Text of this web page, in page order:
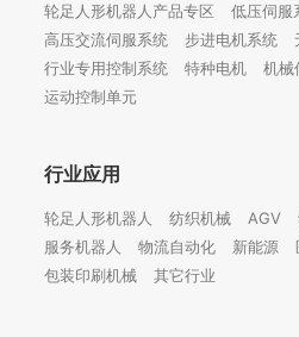
轮足人形机器人产品专区
低压伺服
高压交流伺服系统
步进电机系统
行业专用控制系统
特种电机
机械
运动控制单元
行业应用
轮足人形机器人 纺织机械 AGV
服务机器人
物流自动化 新能源
包装印刷机械
其它行业